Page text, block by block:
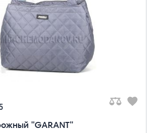
Ранцы школьные
Рюкзаки детские
Рюкзаки туристические
Рюкзаки для охоты-рыбалки
Рюкзаки на колесах
ШОППЕРЫ
Планшеты
"GARANT"